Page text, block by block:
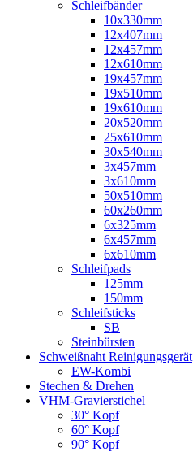
Schleifbänder
10x330mm
12x407mm
12x457mm
12x610mm
19x457mm
19x510mm
19x610mm
20x520mm
25x610mm
30x540mm
3x457mm
3x610mm
50x510mm
60x260mm
6x325mm
6x457mm
6x610mm
Schleifpads
125mm
150mm
Schleifsticks
SB
Steinbürsten
Schweißnaht Reinigungsgerät
EW-Kombi
Stechen & Drehen
VHM-Gravierstichel
30° Kopf
60° Kopf
90° Kopf